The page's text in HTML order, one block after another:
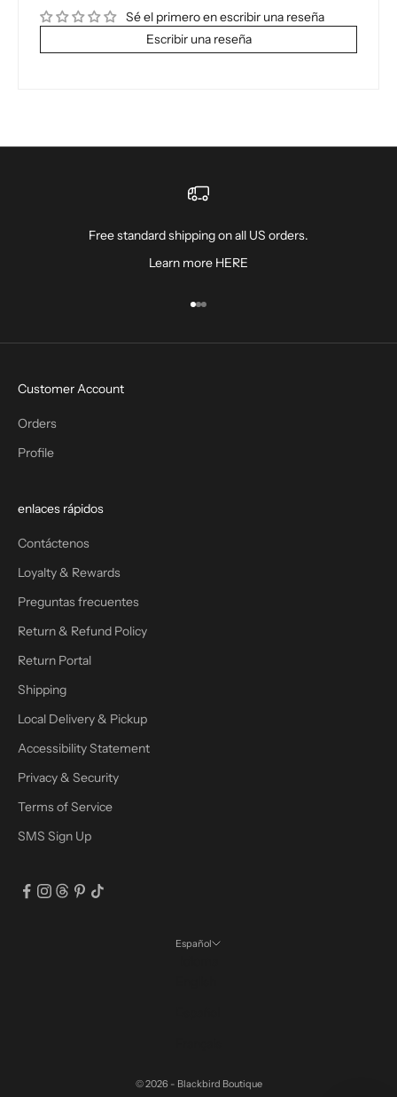
Sé el primero en escribir una reseña
Escribir una reseña
Free standard shipping on all US orders.
Learn more HERE
Ir al artículo 1
Ir al artículo 2
Ir al artículo 3
Customer Account
Orders
Profile
enlaces rápidos
Contáctenos
Loyalty & Rewards
Preguntas frecuentes
Return & Refund Policy
Return Portal
Shipping
Local Delivery & Pickup
Accessibility Statement
Privacy & Security
Terms of Service
SMS Sign Up
Español
© 2026 - Blackbird Boutique